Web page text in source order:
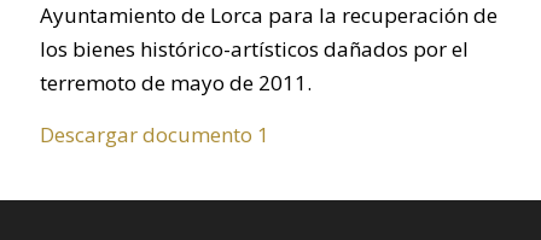
Ayuntamiento de Lorca para la recuperación de
los bienes histórico-artísticos dañados por el
terremoto de mayo de 2011.
Descargar documento 1